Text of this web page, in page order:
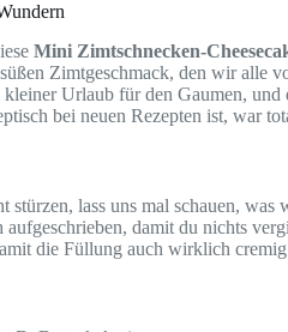
Mini Zimtschnecken-
Zimtgeschmack, den wir alle
Urlaub für den Gaumen, und
bei neuen Rezepten ist, war
lass uns mal schauen, was
damit du nichts
die Füllung auch wirklich